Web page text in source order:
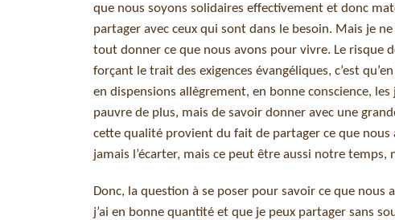
que nous soyons solidaires effectivement et donc
partager avec ceux qui sont dans le besoin. Mais je
tout donner ce que nous avons pour vivre. Le risque
forçant le trait des exigences évangéliques, c’est
en dispensions allègrement, en bonne conscience,
pauvre de plus, mais de savoir donner avec une
cette qualité provient du fait de partager ce que
jamais l’écarter, mais ce peut être aussi notre
Donc, la question à se poser pour savoir ce que nous
j’ai en bonne quantité et que je peux partager sans